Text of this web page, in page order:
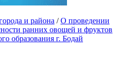
и района / О проведении
ранних овощей и фруктов
образования г. Бодай